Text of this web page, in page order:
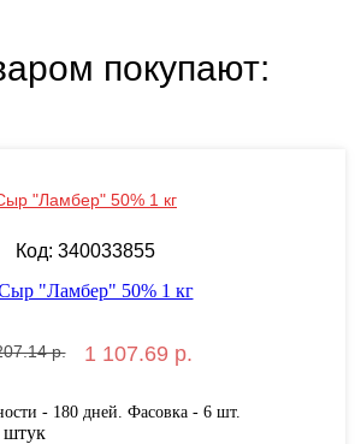
покупают:
"Ламбер" 50% 1 кг
Код: 340033855
р. 1 107.69 р.
- 180 дней. Фасовка - 6 шт.
штук